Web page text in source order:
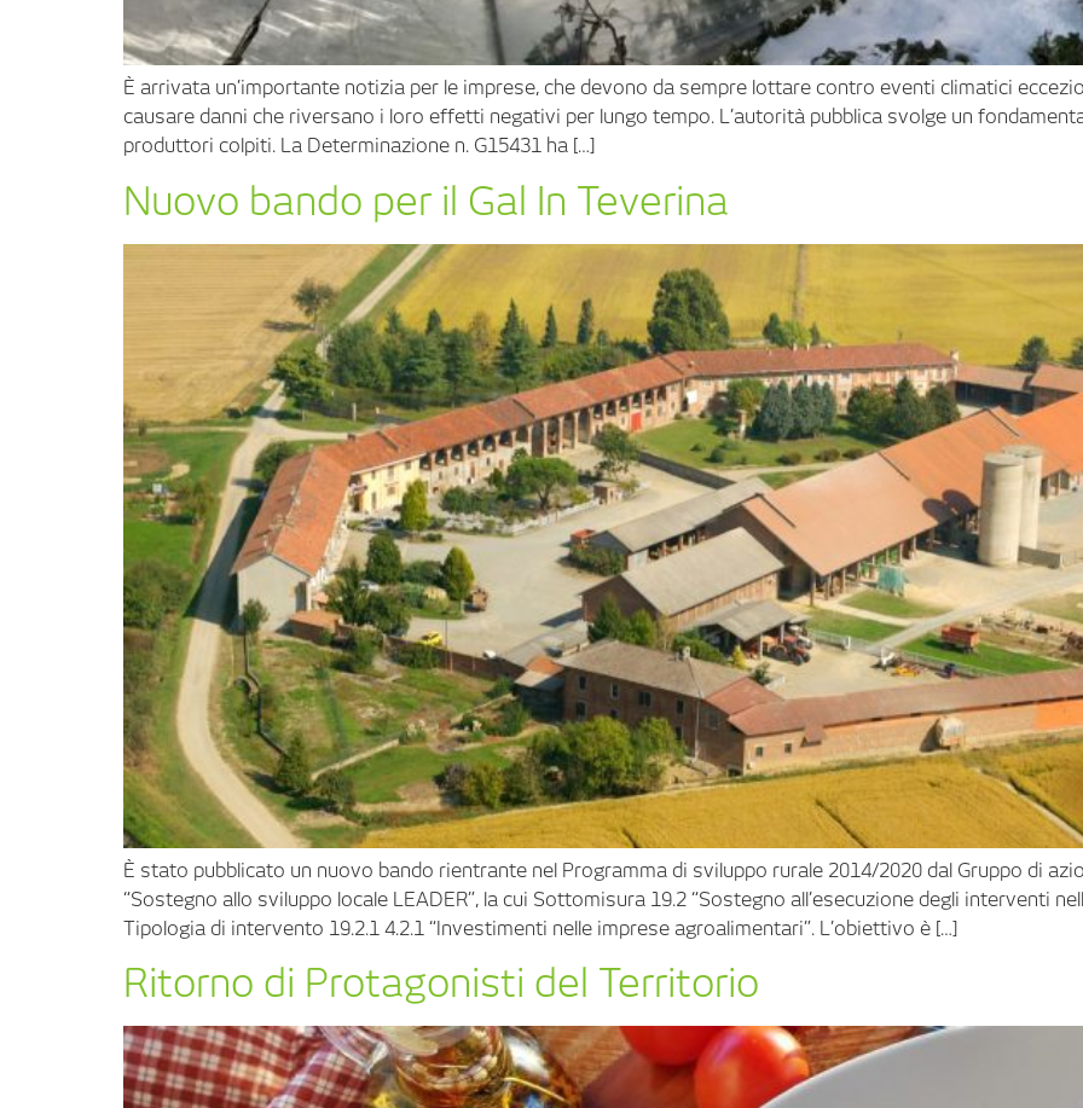
È arrivata un’importante notizia per le imprese, che devono da sempre lottare contro eventi climatici
causare danni che riversano i loro effetti negativi per lungo tempo. L’autorità pubblica svolge un
produttori colpiti. La Determinazione n. G15431 ha […]
Nuovo bando per il Gal In Teverina
È stato pubblicato un nuovo bando rientrante nel Programma di sviluppo rurale 2014/2020 dal Gruppo di
“Sostegno allo sviluppo locale LEADER”, la cui Sottomisura 19.2 “Sostegno all’esecuzione degli interventi
Tipologia di intervento 19.2.1 4.2.1 “Investimenti nelle imprese agroalimentari”. L’obiettivo è […]
Ritorno di Protagonisti del Territorio